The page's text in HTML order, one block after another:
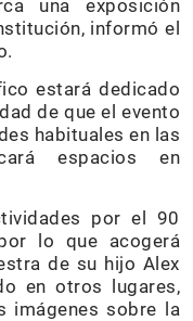
una exposición
informó el
estará dedicado
de que el evento
habituales en las
espacios en
por el 90
lo que acogerá
de su hijo Alex
en otros lugares,
imágenes sobre la